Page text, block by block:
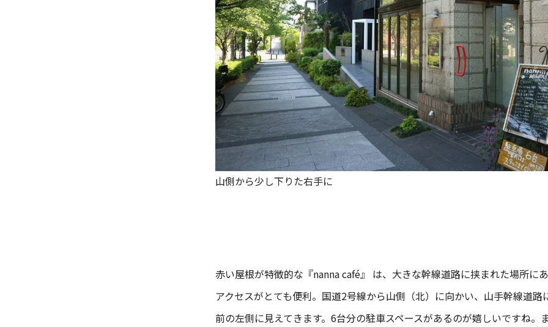
山側から少し下りた右手に
赤い屋根が特徴的な『nanna café』 は、大きな幹線道路に挟まれた場所に
アクセスがとても便利。国道2号線から山側（北）に向かい、山手幹線道路
前の左側に見えてきます。6台分の駐車スペースがあるのが嬉しいですね。